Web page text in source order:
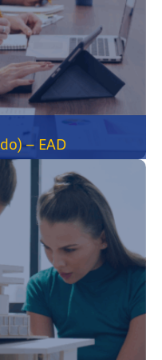
– EAD